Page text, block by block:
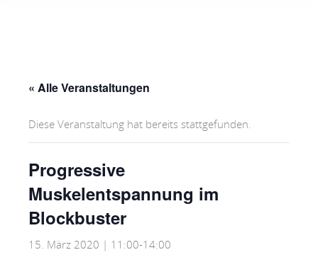
« Alle Veranstaltungen
Diese Veranstaltung hat bereits stattgefunden.
Progressive
Muskelentspannung im
Blockbuster
15. März 2020 | 11:00-14:00